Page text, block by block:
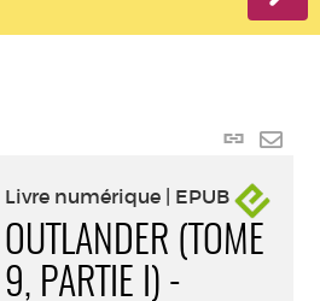
Lien
Livre numérique | EPUB
OUTLANDER (TOME
9, PARTIE I) -